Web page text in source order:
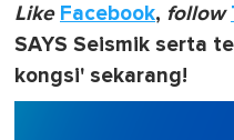
Like Facebook, follow
SAYS Seismik serta
kongsi' sekarang!